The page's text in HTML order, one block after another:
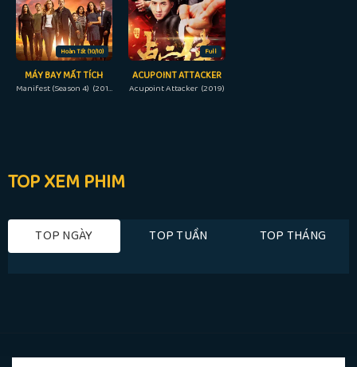
Hoàn Tất (10/10)
MÁY BAY MẤT TÍCH
Manifest (Season 4) (2018)
Full
ACUPOINT ATTACKER
Acupoint Attacker (2019)
TOP XEM PHIM
TOP NGÀY TOP TUẦN TOP THÁNG